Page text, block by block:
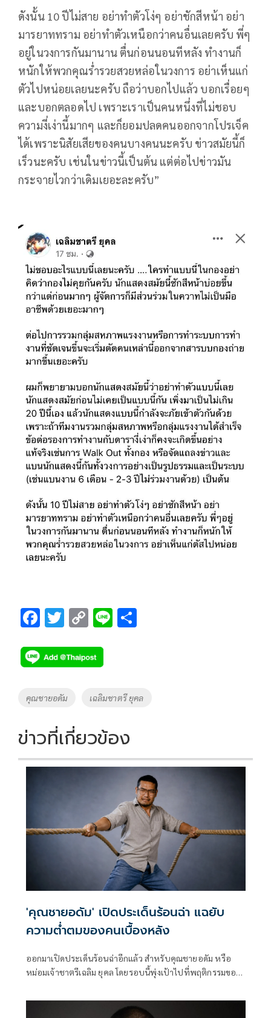
ดังนั้น 10 ปีไม่สาย อย่าทำตัวโง่ๆ อย่าชักสีหน้า อย่า
มารยาททราม อย่าทำตัวเหนือกว่าคนอื่นเลยครับ พี่ๆ
อยู่ในวงการกันมานาน ตื่นก่อนนอนทีหลัง ทำงานก็
หนักให้พวกคุณร่ำรวยสวยหล่อในวงการ อย่าเห็นแก่
ตัวไปหน่อยเลยนะครับ ถือว่าบอกไปแล้ว บอกเรื่อยๆ
และบอกตลอดไป เพราะเราเป็นคนหนึ่งที่ไม่ชอบ
ความงี่เง่านี้มากๆ และก็ยอมปลดคนออกจากโปรเจ็ค
ได้เพราะนิสัยเสียของคนบางคนนะครับ ข่าวสมัยนี้ก็
เร็วนะครับ เช่นในข่าวนี้เป็นต้น แต่ต่อไปข่าวมัน
กระจายไวกว่าเดิมเยอะละครับ”
F
e
b
o
k
T
tt
er
C
p
y
Li
k
Li
Tags
คุณชายอดัม เฉลิมชาตรี ยุคล
ข่าวที่เกี่ยวข้อง
'คุณชายอดัม' เปิดประเด็นร้อนฉ่า แฉยับ
ความต่ำตมของคนเบื้องหลัง
ออกมาเปิดประเด็นร้อนฉ่าอีกแล้ว สำหรับคุณชายอดัม หรือ
หม่อมเจ้าชาตรีเฉลิม ยุคล โดยรอบนี้พุ่งเป้าไปที่พฤติกรรมของ
แสดง หรือนักแสดงโดนถ่าย Love Scene เอาไปพูดในเชิง
Sexual Harassment ใน Social Media ของตัวเอง งานนี้เจ้าตัว